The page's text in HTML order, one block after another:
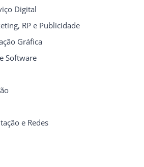
Digital
RP e Publicidade
Gráfica
Software
e Redes